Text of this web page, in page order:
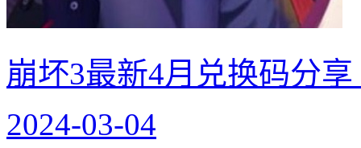
崩坏3最新4月兑换码分
2024-03-04